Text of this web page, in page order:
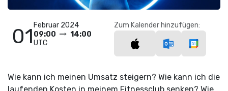
01 Februar 2024
09:00
14:00
UTC
Zum Kalender hinzufügen:
Wie kann ich meinen Umsatz steigern? Wie kann ich die